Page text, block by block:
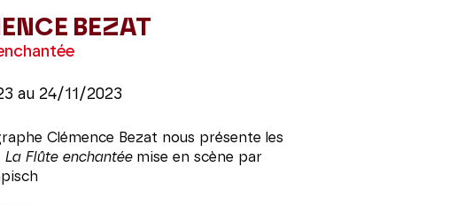
BEZAT
au 24/11/2023
Clémence Bezat nous présente les
La Flûte enchantée mise en scène par